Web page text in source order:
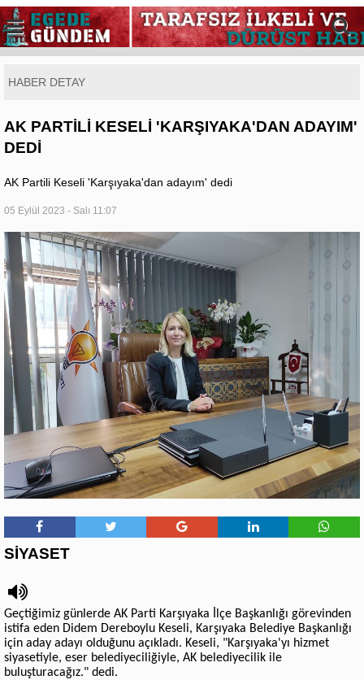
HABER DETAY
AK PARTİLİ KESELİ 'KARŞIYAKA'DAN ADAYIM'
DEDİ
AK Partili Keseli 'Karşıyaka'dan adayım' dedi
05 Eylül 2023 - Salı 11:07
SİYASET
Geçtiğimiz günlerde AK Parti Karşıyaka İlçe Başkanlığı görevinden
istifa eden Didem Dereboylu Keseli, Karşıyaka Belediye Başkanlığı
için aday adayı olduğunu açıkladı. Keseli, "Karşıyaka'yı hizmet
siyasetiyle, eser belediyeciliğiyle, AK belediyecilik ile
buluşturacağız." dedi.